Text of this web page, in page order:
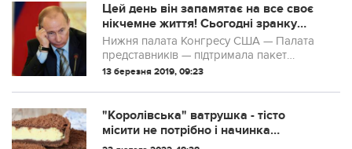
Цей день він запамятає на все своє
нікчемне життя! Сьогодні зранку
Путіну повідомили дуже погані
новини: США починають діяти
Нижня палата Конгресу США — Палата
представників — підтримала пакет
законопроектів, направлених проти
Володимира Путіна особисто.
13 березня 2019, 09:23
"Королівська" ватрушка - тісто
місити не потрібно і начинка
готується 2 хвилини: рецепт дуже